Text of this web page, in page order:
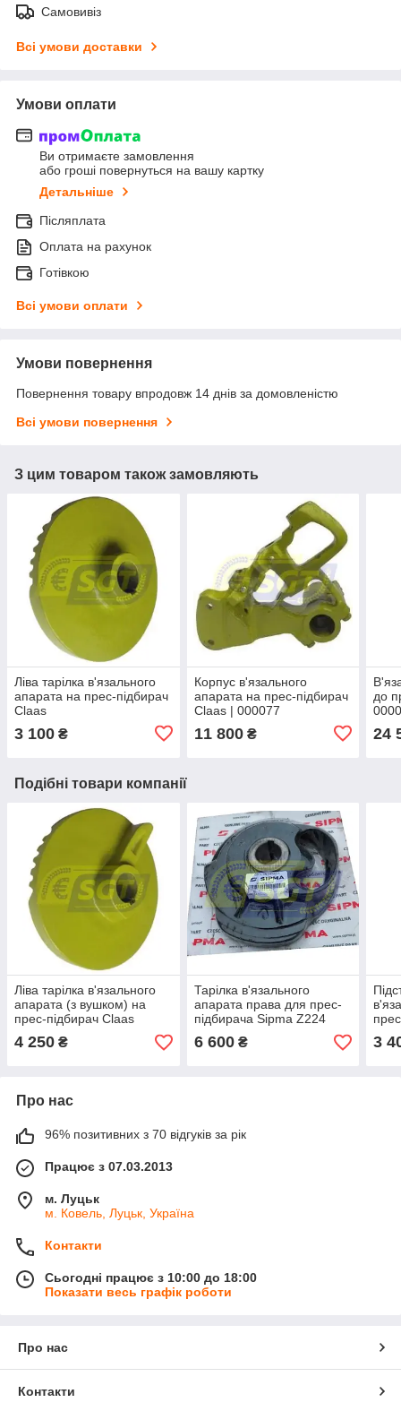
Самовивіз
Всі умови доставки
Умови оплати
Ви отримаєте замовлення
або гроші повернуться на вашу картку
Детальніше
Післяплата
Оплата на рахунок
Готівкою
Всі умови оплати
Умови повернення
Повернення товару впродовж 14 днів за домовленістю
Всі умови повернення
З цим товаром також замовляють
Ліва тарілка в'язального
апарата на прес-підбирач
Claas
3 100 ₴
Корпус в'язального
апарата на прес-підбирач
Claas | 000077
11 800₴
до
24
Подібні товари компанії
Ліва тарілка в'язального
апарата (з вушком) на
прес-підбирач Claas
4 250 ₴
Тарілка в'язального
апарата права для прес-
підбирача Sipma Z224
6 600₴ 3
Про нас
96% позитивних з 70 відгуків за рік
Працює з 07.03.2013
м. Луцьк
м. Ковель, Луцьк, Україна
Контакти
Сьогодні працює з 10:00 до 18:00
Показати весь графік роботи
Про нас
Контакти